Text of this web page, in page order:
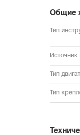
Общие
Тип
Источник
Тип
Тип